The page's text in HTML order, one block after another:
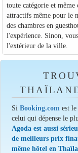
toute catégorie et
attractifs même pour le
des chambres en
l'expérience. Sinon,
l'extérieur de la ville.
SiBooking.com est
celui qui dépense le
Agoda est aussi
de meilleurs prix
même hôtel en